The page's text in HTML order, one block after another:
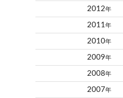
2012年
2011 年
2010年
2009年
2008年
2007年